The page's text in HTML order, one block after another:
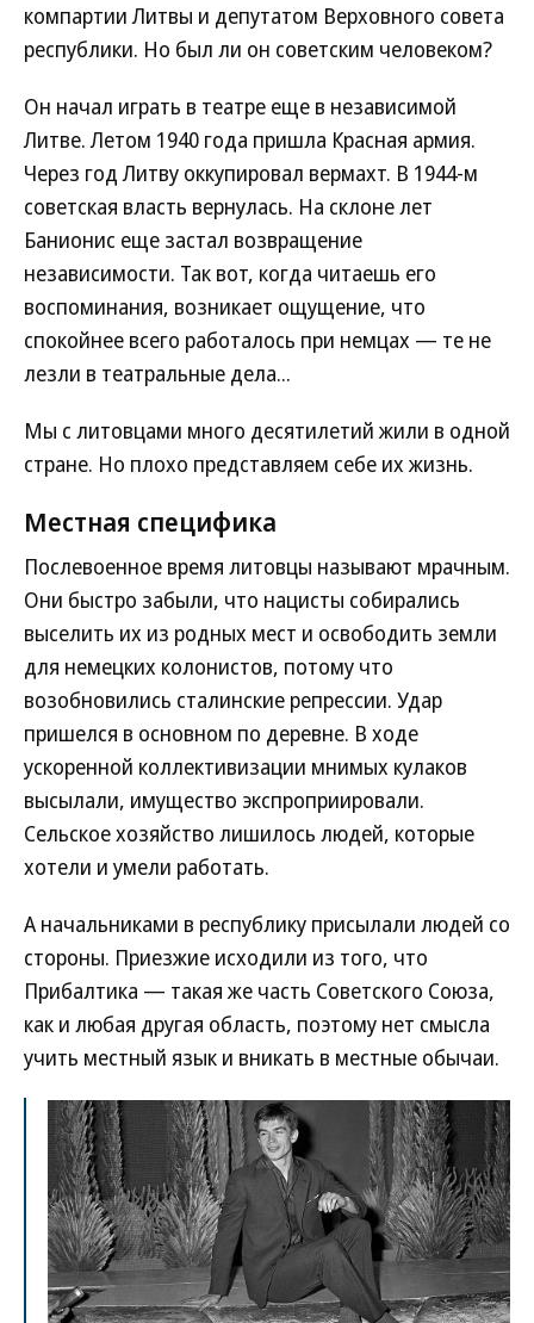
компартии Литвы и депутатом Верховного совета
республики. Но был ли он советским человеком?
Он начал играть в театре еще в независимой
Литве. Летом 1940 года пришла Красная армия.
Через год Литву оккупировал вермахт. В 1944-м
советская власть вернулась. На склоне лет
Банионис еще застал возвращение
независимости. Так вот, когда читаешь его
воспоминания, возникает ощущение, что
спокойнее всего работалось при немцах — те не
лезли в театральные дела...
Мы с литовцами много десятилетий жили в одной
стране. Но плохо представляем себе их жизнь.
Местная специфика
Послевоенное время литовцы называют мрачным.
Они быстро забыли, что нацисты собирались
выселить их из родных мест и освободить земли
для немецких колонистов, потому что
возобновились сталинские репрессии. Удар
пришелся в основном по деревне. В ходе
ускоренной коллективизации мнимых кулаков
высылали, имущество экспроприировали.
Сельское хозяйство лишилось людей, которые
хотели и умели работать.
А начальниками в республику присылали людей со
стороны. Приезжие исходили из того, что
Прибалтика — такая же часть Советского Союза,
как и любая другая область, поэтому нет смысла
учить местный язык и вникать в местные обычаи.